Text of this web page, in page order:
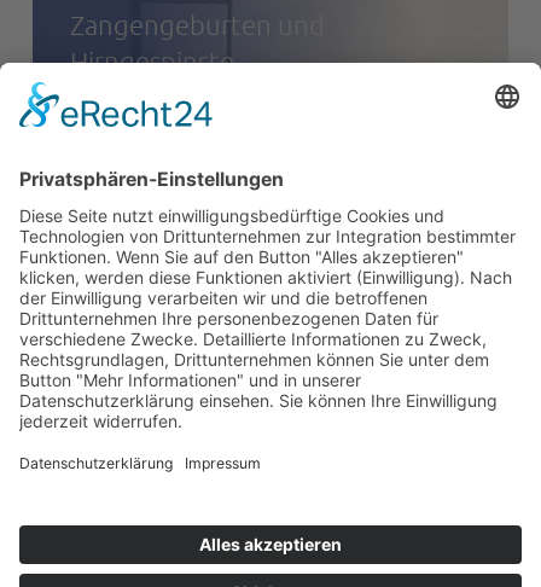
Zangengeburten und
Hirngespinste
Farbflecken in der
Ravensburger
Innenstadt – der
Rundgang jetzt auch
virtuell in 360°
Toggle sidebar